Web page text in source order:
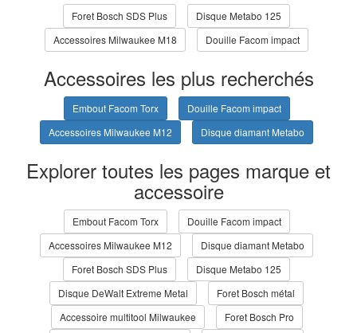
Foret Bosch SDS Plus
Disque Metabo 125
Accessoires Milwaukee M18
Douille Facom impact
Accessoires les plus recherchés
Embout Facom Torx
Douille Facom impact
Accessoires Milwaukee M12
Disque diamant Metabo
Explorer toutes les pages marque et
accessoire
Embout Facom Torx
Douille Facom impact
Accessoires Milwaukee M12
Disque diamant Metabo
Foret Bosch SDS Plus
Disque Metabo 125
Disque DeWalt Extreme Metal
Foret Bosch métal
Accessoire multitool Milwaukee
Foret Bosch Pro